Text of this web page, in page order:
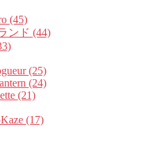
(45)
ンド (44)
(25)
(24)
(21)
(17)